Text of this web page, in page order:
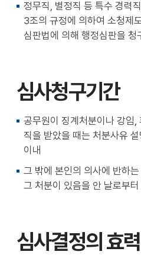
정무직, 별정직 등 특수 경력
3조의 규정에 의하여 소청제
심판법에 의해 행정심판을 청
심사청구기간
공무원이 징계처분이나 강임,
직을 받았을 때는 처분사유
이내
그 밖에 본인의 의사에 반하
그 처분이 있음을 안 날로부
심사결정의 효력